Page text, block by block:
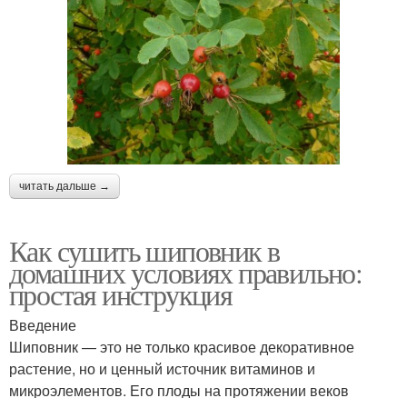
читать дальше →
Как сушить шиповник в
домашних условиях правильно:
простая инструкция
Введение
Шиповник — это не только красивое декоративное
растение, но и ценный источник витаминов и
микроэлементов. Его плоды на протяжении веков